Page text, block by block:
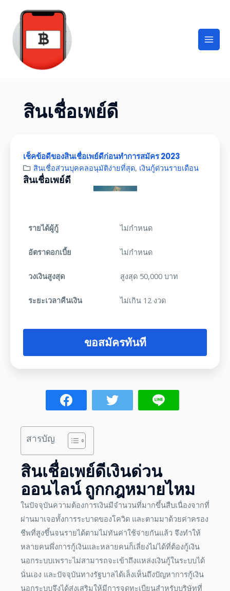
สินเชื่อเพย์ดี
เช็คข้อดีของสินเชื่อเพย์ดีก่อนทำการสมัคร 2023
สินเชื่อส่วนบุคคลอนุมัติง่ายที่สุด, เงินกู้ด่วนรายเดือน
สินเชื่อเพย์ดี
รายได้ผู้กู้ ไม่กำหนด
อัตราดอกเบี้ย ไม่กำหนด
วงเงินสูงสุด สูงสุด 50,000 บาท
ระยะเวลาคืนเงิน ไม่เกิน 12 งวด
ขอสมัครทันที
สารบัญ
สินเชื่อเพย์ดีเงินด่วน
ออนไลน์ถูกกฎหมายไหม
ในปัจจุบันความต้องการเงินมีจำนวนที่มากขึ้นสืบเนื่องจากที่
ผ่านมาเจอทั้งการระบาดของโควิด และตามมาด้วยค่าครอง
ชีพที่สูงขึ้นจนรายได้ตามไม่ทันค่าใช้จ่ายกันแล้ว จึงทำให้
หลายคนพึ่งการกู้เงินและหลายคนก็เลี่ยงไม่ได้ที่ต้องกู้เงิน
นอกระบบเพราะไม่สามารถจะเข้าถึงแหล่งเงินกู้ในระบบได้
นั่นเอง และปัจจุบันทางรัฐบาลได้เล็งเห็นถึงปัญหาการกู้เงิน
นอกระบบจึงได้ส่งเสริมให้มีการจดทะเบียนสำหรับบริษัทที่